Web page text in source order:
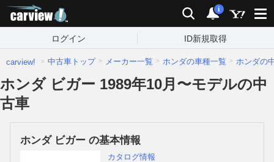
検索 通知
i
ログイン ID新規取得
carview! 中古車トップ メーカー一覧 ホンダの車種一覧 ホンダの
ホンダ ビガー 1989年10月〜モデルの中
古車
ホンダ ビガー の基本情報
カタログ情報